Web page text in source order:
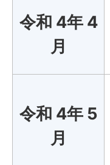
令和 4年 4
月
令和 4年 5
月